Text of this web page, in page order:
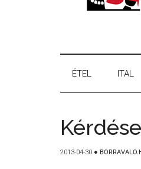
ÉTEL ITAL
2013-04-30 ●